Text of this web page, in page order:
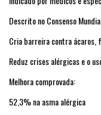
Descrito no Consenso
Cria barreira contra ácaros,
Reduz crises alérgicas e o
Melhora comprovada:
52,3% na asma alérgica